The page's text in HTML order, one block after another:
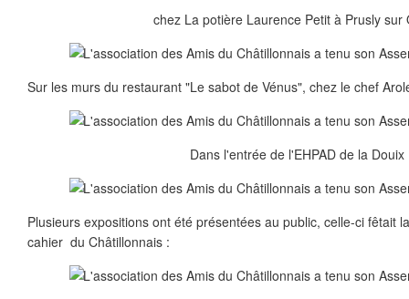
chez La potière Laurence Petit à Prusly sur
Sur les murs du restaurant "Le sabot de Vénus", chez le chef
Dans l'entrée de l'EHPAD de la Douix
Plusieurs expositions ont été présentées au public, celle-ci fêtait
cahier du Châtillonnais :